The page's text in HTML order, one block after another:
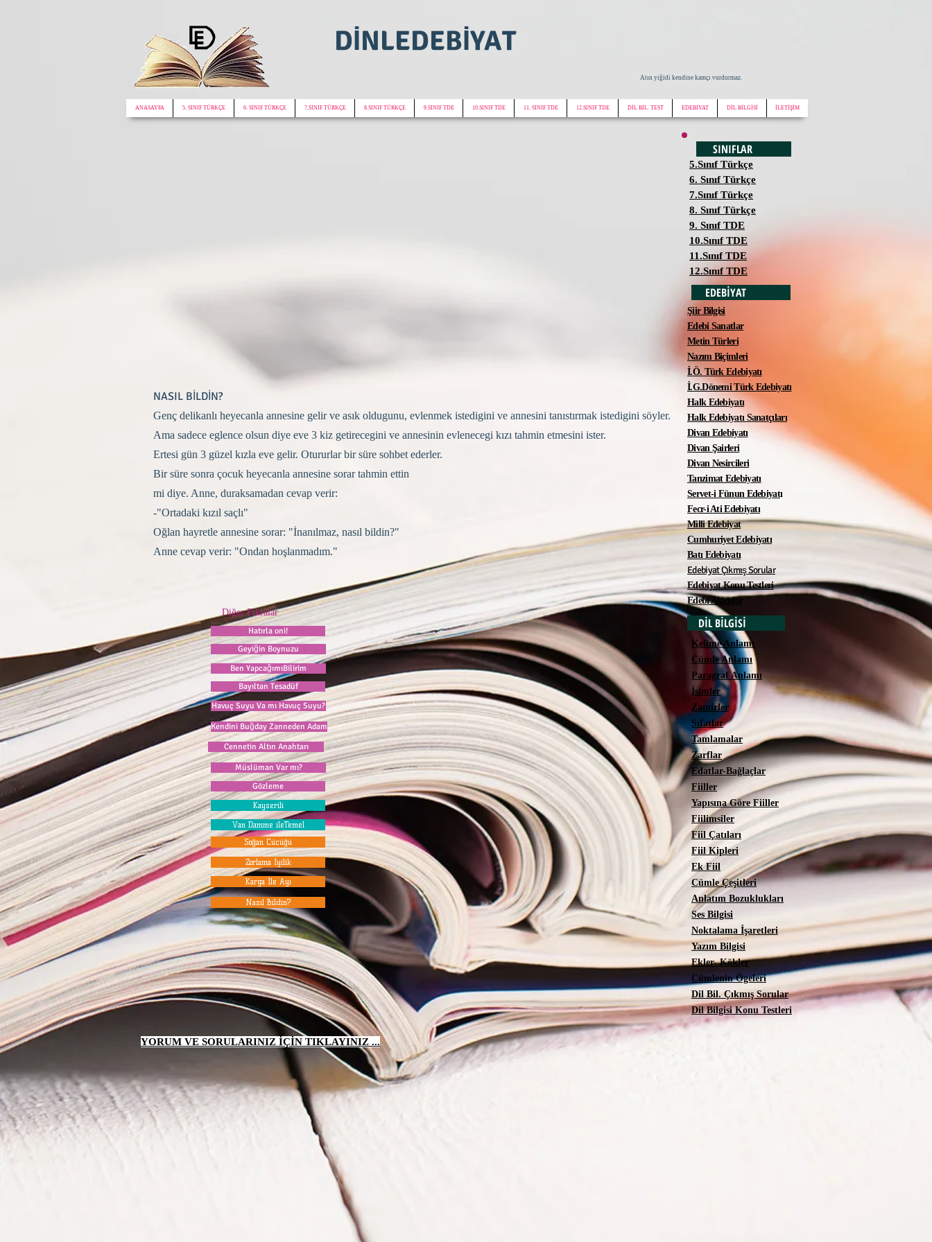
DİNLEDEBİYAT
Atın yiğidi kendine kamçı vurdurmaz.
ANASAYFA 5. SINIF TÜRKÇE 6. SINIF TÜRKÇE 7.SINIF TÜRKÇE 8.SINIF TÜRKÇE 9.SINIF TDE 10.SINIF TDE 11. SINIF TDE 12.SINIF TDE DİL BİL. TEST EDEBİYAT DİL BİLGİSİ İLETİŞİM
NASIL BİLDİN?
Genç delikanlı heyecanla annesine gelir ve asık oldugunu, evlenmek istedigini ve annesini tanıstırmak istedigini söyler.
Ama sadece eglence olsun diye eve 3 kiz getirecegini ve annesinin evlenecegi kızı tahmin etmesini ister.
Ertesi gün 3 güzel kızla eve gelir. Otururlar bir süre sohbet ederler.
Bir süre sonra çocuk heyecanla annesine sorar tahmin ettin
mi diye. Anne, duraksamadan cevap verir:
-"Ortadaki kızıl saçlı"
Oğlan hayretle annesine sorar: "İnanılmaz, nasıl bildin?"
Anne cevap verir: "Ondan hoşlanmadım."
Diğer Fıkralar
Hatırla oni!
Geyiğin Boynuzu
Ben YapcağımıBilirim
Bayıltan Tesadüf
Havuç Suyu Va mı Havuç Suyu?
Kendini Buğday Zanneden Adam
Cennetin Altın Anahtarı
Müslüman Var mı?
Gözleme
Kayserili
Van Damme ileTemel
Soğan Cücüğü
Zorlama İyilik
Karga İle Ayı
Nasıl Bildin?
SINIFLAR
5.Sınıf Türkçe
6. Sınıf Türkçe
7.Sınıf Türkçe
8. Sınıf Türkçe
9. Sınıf TDE
10.Sınıf TDE
11.Sınıf TDE
12.Sınıf TDE
EDEBİYAT
Şiir Bilgisi
Edebi Sanatlar
Metin Türleri
Nazım Biçimleri
İ.Ö. Türk Edebiyatı
İ.G.Dönemi Türk Edebiyatı
Halk Edebiyatı
Halk Edebiyatı Sanatçıları
Divan Edebiyatı
Divan Şairleri
Divan Nesircileri
Tanzimat Edebiyatı
Servet-i Fünun Edebiyatı
Fecr-i Ati Edebiyatı
Milli Edebiyat
Cumhuriyet Edebiyatı
Batı Edebiyatı
Edebiyat Çıkmış Sorular
Edebiyat Konu Testleri
Edebi Akımlar
DİL BİLGİSİ
Kelime Anlamı
Cümle Anlamı
Paragraf Anlamı
İsimler
Zamirler
Sıfatlar
Tamlamalar
Zarflar
Edatlar-Bağlaçlar
Fiiller
Yapısına Göre Fiiller
Fiilimsiler
Fiil Çatıları
Fiil Kipleri
Ek Fiil
Cümle Çeşitleri
Anlatım Bozuklukları
Ses Bilgisi
Noktalama İşaretleri
Yazım Bilgisi
Ekler- Kökler
Cümlenin Ögeleri
Dil Bil. Çıkmış Sorular
Dil Bilgisi Konu Testleri
YORUM VE SORULARINIZ İÇİN TIKLAYINIZ ...